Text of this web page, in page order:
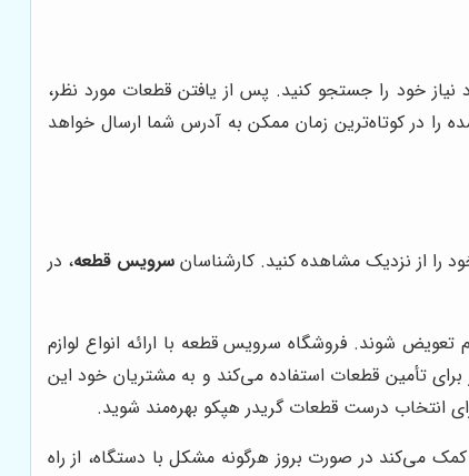
خود را جستجو کنید. پس از یافتن قطعات مورد نظر،
را در کوتاه‌ترین زمان ممکن به آدرس شما ارسال خواهد
را از نزدیک مشاهده کنید. کارشناسانسرویس قطعه، در
شوند. فروشگاه سرویس قطعه با ارائه انواع لوازم
برای تأمین قطعات استفاده می‌کند و به مشتریان خود این
انتخاب درست قطعات گریدر هپکو بهره‌مند شوید.
می‌کند در صورت بروز هرگونه مشکل با دستگاه، از راه